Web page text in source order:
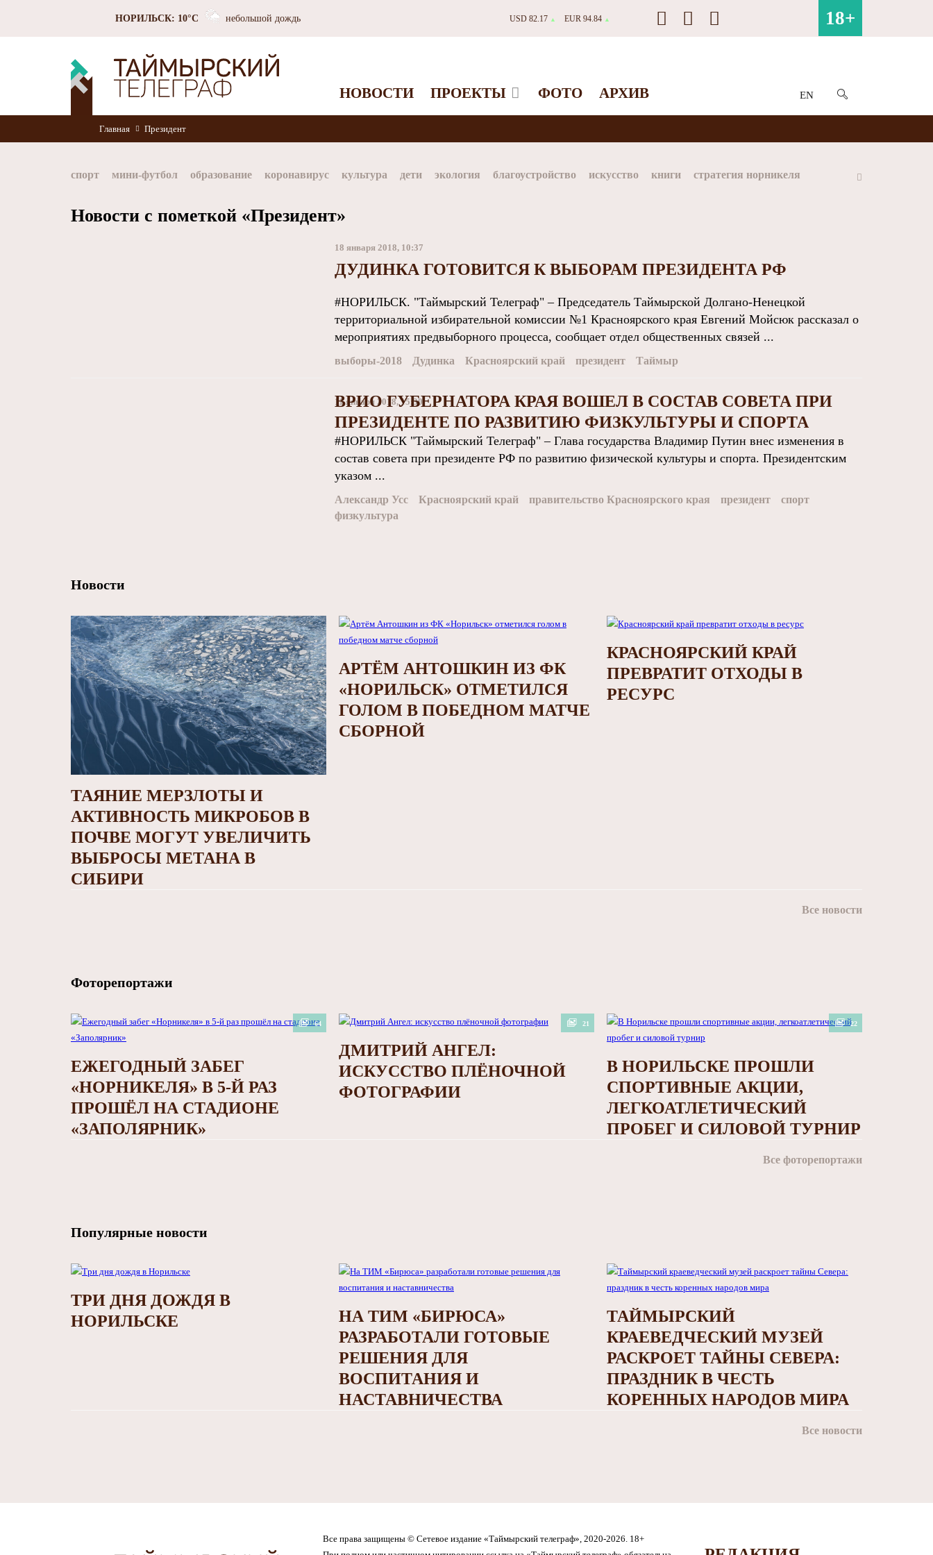
НОРИЛЬСК: 10°C небольшой дождь USD 82.17 ▲ EUR 94.84 ▲ 18+
НОВОСТИ ПРОЕКТЫ ФОТО АРХИВ EN
Главная Президент
спорт мини-футбол образование коронавирус культура дети экология благоустройство искусство книги стратегия норникеля
Новости с пометкой «Президент»
18 января 2018, 10:37
ДУДИНКА ГОТОВИТСЯ К ВЫБОРАМ ПРЕЗИДЕНТА РФ
#НОРИЛЬСК. "Таймырский Телеграф" – Председатель Таймырской Долгано-Ненецкой
территориальной избирательной комиссии №1 Красноярского края Евгений Мойсюк рассказал о
мероприятиях предвыборного процесса, сообщает отдел общественных связей ...
выборы-2018 Дудинка Красноярский край президент Таймыр
11 января 2018, 15:30
ВРИО ГУБЕРНАТОРА КРАЯ ВОШЕЛ В СОСТАВ СОВЕТА ПРИ
ПРЕЗИДЕНТЕ ПО РАЗВИТИЮ ФИЗКУЛЬТУРЫ И СПОРТА
#НОРИЛЬСК "Таймырский Телеграф" – Глава государства Владимир Путин внес изменения в
состав совета при президенте РФ по развитию физической культуры и спорта. Президентским
указом ...
Александр Усс Красноярский край правительство Красноярского края президент
спорт
физкультура
Новости
ТАЯНИЕ МЕРЗЛОТЫ И
АКТИВНОСТЬ МИКРОБОВ В
ПОЧВЕ МОГУТ УВЕЛИЧИТЬ
ВЫБРОСЫ МЕТАНА В
СИБИРИ
АРТЁМ АНТОШКИН ИЗ ФК
«НОРИЛЬСК» ОТМЕТИЛСЯ
ГОЛОМ В ПОБЕДНОМ МАТЧЕ
СБОРНОЙ
КРАСНОЯРСКИЙ КРАЙ
ПРЕВРАТИТ ОТХОДЫ В
РЕСУРС
Все новости
Фоторепортажи
64
ЕЖЕГОДНЫЙ ЗАБЕГ
«НОРНИКЕЛЯ» В 5-Й РАЗ
ПРОШЁЛ НА СТАДИОНЕ
«ЗАПОЛЯРНИК»
21
ДМИТРИЙ АНГЕЛ:
ИСКУССТВО ПЛЁНОЧНОЙ
ФОТОГРАФИИ
22
В НОРИЛЬСКЕ ПРОШЛИ
СПОРТИВНЫЕ АКЦИИ,
ЛЕГКОАТЛЕТИЧЕСКИЙ
ПРОБЕГ И СИЛОВОЙ ТУРНИР
Все фоторепортажи
Популярные новости
ТРИ ДНЯ ДОЖДЯ В
НОРИЛЬСКЕ
НА ТИМ «БИРЮСА»
РАЗРАБОТАЛИ ГОТОВЫЕ
РЕШЕНИЯ ДЛЯ
ВОСПИТАНИЯ И
НАСТАВНИЧЕСТВА
ТАЙМЫРСКИЙ
КРАЕВЕДЧЕСКИЙ МУЗЕЙ
РАСКРОЕТ ТАЙНЫ СЕВЕРА:
ПРАЗДНИК В ЧЕСТЬ
КОРЕННЫХ НАРОДОВ МИРА
Все новости
Все права защищены © Сетевое издание «Таймырский телеграф», 2020-2026. 18+